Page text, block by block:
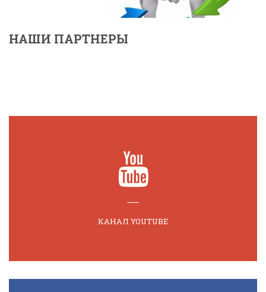
НАШИ ПАРТНЕРЫ
КАНАЛ YOUTUBE